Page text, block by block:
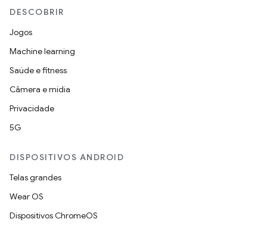
DESCOBRIR
Jogos
Machine learning
Saúde e fitness
Câmera e mídia
Privacidade
5G
DISPOSITIVOS ANDROID
Telas grandes
Wear OS
Dispositivos ChromeOS